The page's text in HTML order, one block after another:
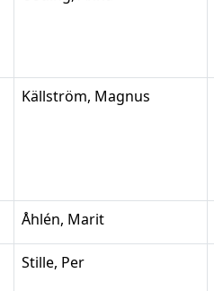
Källström, Magnus
Åhlén, Marit
Stille, Per